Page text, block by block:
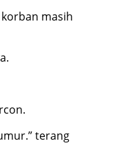
masih
terang